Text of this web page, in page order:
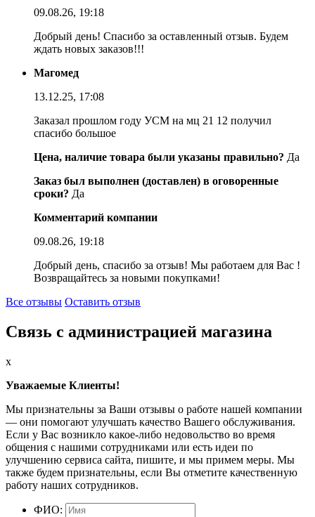
09.08.26, 19:18
Добрый день! Спасибо за оставленный отзыв. Будем
ждать новых заказов!!!
Магомед
13.12.25, 17:08
Заказал прошлом году УСМ на мц 21 12 получил
спасибо большое
Цена, наличие товара были указаны правильно? Да
Заказ был выполнен (доставлен) в оговоренные
сроки? Да
Комментарий компании
09.08.26, 19:18
Добрый день, спасибо за отзыв! Мы работаем для Вас !
Возвращайтесь за новыми покупками!
Все отзывы Оставить отзыв
Связь с администрацией магазина
x
Уважаемые Клиенты!
Мы признательны за Ваши отзывы о работе нашей компании
— они помогают улучшать качество Вашего обслуживания.
Если у Вас возникло какое-либо недовольство во время
общения с нашими сотрудниками или есть идеи по
улучшению сервиса сайта, пишите, и мы примем меры. Мы
также будем признательны, если Вы отметите качественную
работу наших сотрудников.
ФИО: